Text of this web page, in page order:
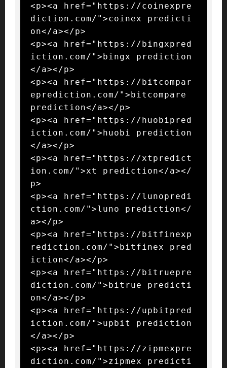
<p><a href="https://coinexpre
diction.com/">coinex predicti
on</a></p>
<p><a href="https://bingxpred
iction.com/">bingx prediction
</a></p>
<p><a href="https://bitcompar
eprediction.com/">bitcompare
prediction</a></p>
<p><a href="https://huobipred
iction.com/">huobi prediction
</a></p>
<p><a href="https://xtpredict
ion.com/">xt prediction</a></
p>
<p><a href="https://lunopredi
ction.com/">luno prediction</
a></p>
<p><a href="https://bitfinexp
rediction.com/">bitfinex pred
iction</a></p>
<p><a href="https://bitruepre
diction.com/">bitrue predicti
on</a></p>
<p><a href="https://upbitpred
iction.com/">upbit prediction
</a></p>
<p><a href="https://zipmexpre
diction.com/">zipmex predicti